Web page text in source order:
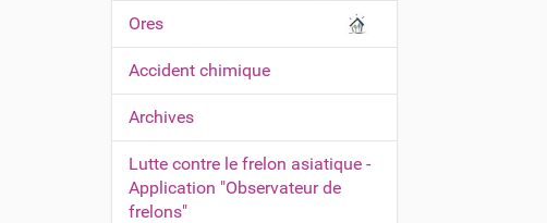
Ores
Accident chimique
Archives
Lutte contre le frelon asiatique -
Application "Observateur de
frelons"